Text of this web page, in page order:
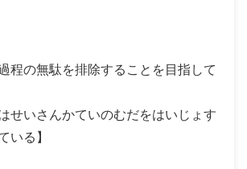
程の無駄を排除することを目指して
せいさんかていのむだをはいじょす
いる】